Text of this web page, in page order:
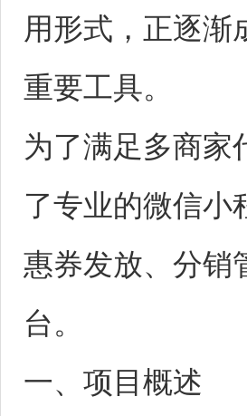
用形式，正逐渐
重要工具。
为了满足多商家
了专业的微信小
惠券发放、分销
台。
一、项目概述